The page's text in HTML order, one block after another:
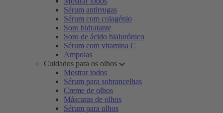
Sérum antirrugas
Sérum com colagénio
Soro hidratante
Soro de ácido hialurónico
Sérum com vitamina C
Ampolas
Cuidados para os olhos
Mostrar todos
Sérum para sobrancelhas
Creme de olhos
Máscaras de olhos
Sérum para olhos